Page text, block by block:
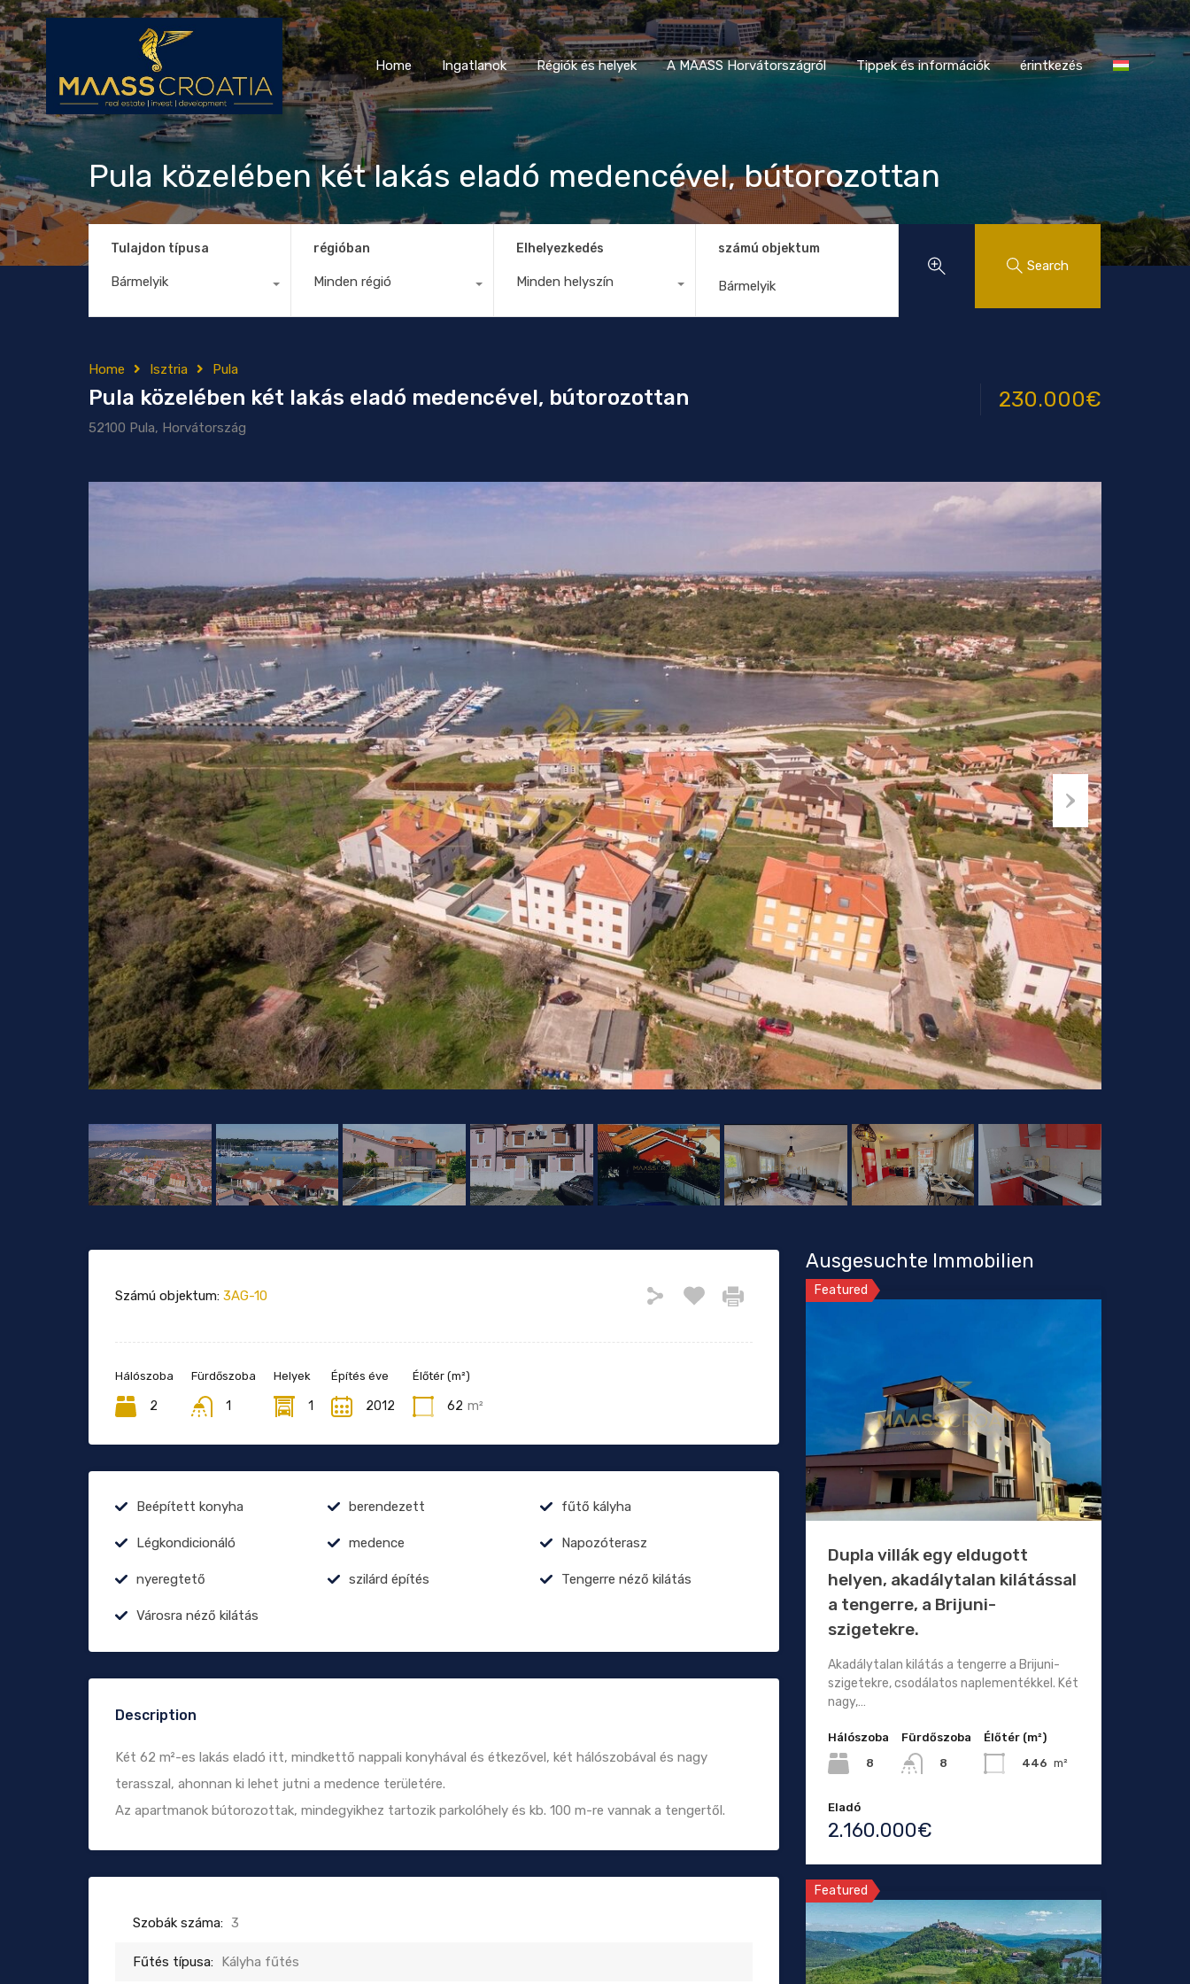
Home Ingatlanok Régiók és helyek A MAASS Horvátországról Tippek és információk érintkezés
Home Ingatlanok Régiók és helyek A MAASS Horvátországról Tippek és információk érintkezés
Pula közelében két lakás eladó medencével, bútorozottan
Tulajdon típusa
Bármelyik
régióban
Minden régió
Elhelyezkedés
Minden helyszín
számú objektum
Search
Home Isztria Pula
Pula közelében két lakás eladó medencével, bútorozottan
52100 Pula, Horvátország
230.000€
Számú objektum: 3AG-10
Hálószoba
2
Fürdőszoba
1
Helyek
1
Építés éve
2012
Élőtér (m²)
62 m²
Beépített konyha berendezett fűtő kályha
Légkondicionáló medence Napozóterasz
nyeregtető szilárd építés Tengerre néző kilátás
Városra néző kilátás
Description
Két 62 m²-es lakás eladó itt, mindkettő nappali konyhával és étkezővel, két hálószobával és nagy
terasszal, ahonnan ki lehet jutni a medence területére.
Az apartmanok bútorozottak, mindegyikhez tartozik parkolóhely és kb. 100 m-re vannak a tengertől.
Szobák száma: 3
Fűtés típusa: Kályha fűtés
Ausgesuchte Immobilien
Featured
Dupla villák egy eldugott
helyen, akadálytalan kilátással
a tengerre, a Brijuni-
szigetekre.
Akadálytalan kilátás a tengerre a Brijuni-
szigetekre, csodálatos naplementékkel. Két
nagy,…
Hálószoba
8
Fürdőszoba
8
Élőtér (m²)
446 m²
Eladó
2.160.000€
Featured